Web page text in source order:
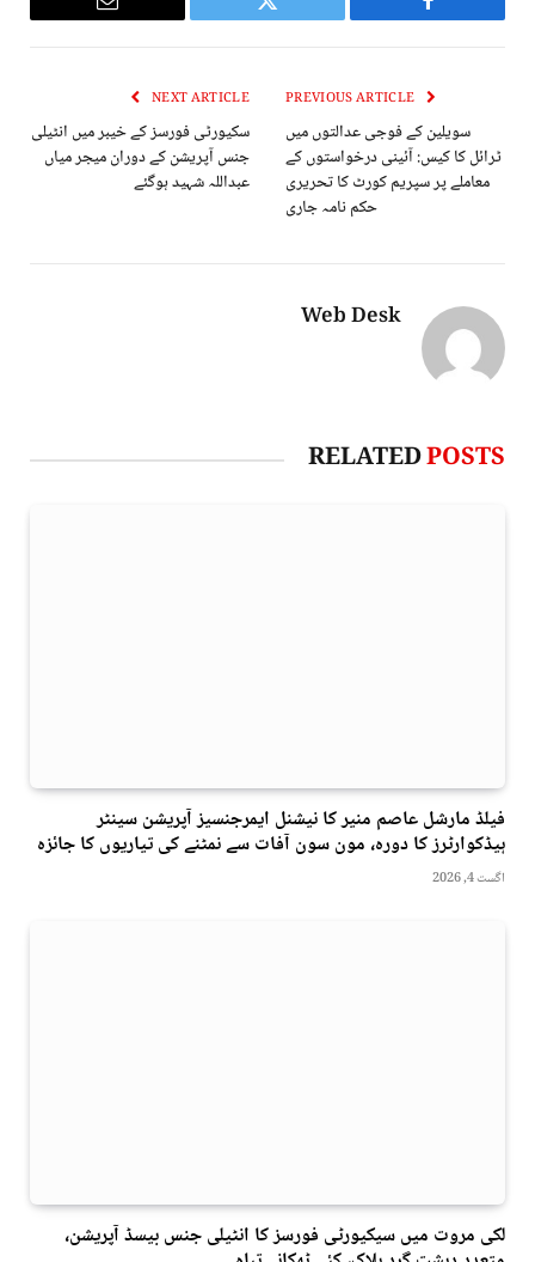
Facebook
Twitter
Email
سویلین کے فوجی عدالتوں میں
ٹرائل کا کیس: آئینی درخواستوں کے
معاملے پر سپریم کورٹ کا تحریری
حکم نامہ جاری
NEXT ARTICLE
سکیورٹی فورسز کے خیبر میں انٹیلی
جنس آپریشن کے دوران میجر میاں
عبداللہ شہید ہوگئے
Web Desk
RELATEDPOSTS
فیلڈ مارشل عاصم منیر کا نیشنل ایمرجنسیز آپریشن سینٹر
ہیڈکوارٹرز کا دورہ، مون سون آفات سے نمٹنے کی تیاریوں کا جائزہ
اگست 4, 2026
لکی مروت میں سیکیورٹی فورسز کا انٹیلی جنس بیسڈ آپریشن،